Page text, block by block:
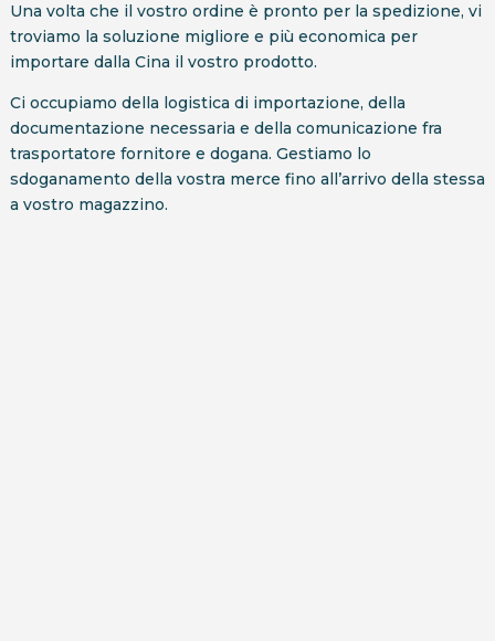
Una volta che il vostro ordine è pronto per la spedizione, vi
troviamo la soluzione migliore e più economica per
importare dalla Cina il vostro prodotto.
Ci occupiamo della logistica di importazione, della
documentazione necessaria e della comunicazione fra
trasportatore fornitore e dogana. Gestiamo lo
sdoganamento della vostra merce fino all’arrivo della stessa
a vostro magazzino.